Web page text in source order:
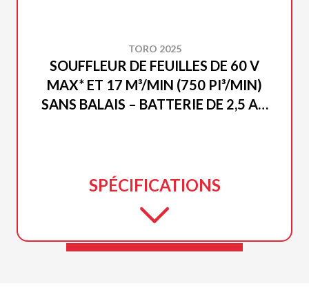
TORO 2025
SOUFFLEUR DE FEUILLES DE 60 V
MAX* ET 17 M³/MIN (750 PI³/MIN)
SANS BALAIS – BATTERIE DE 2,5 AH
SPÉCIFICATIONS